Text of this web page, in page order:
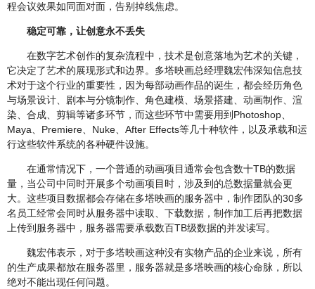
程会议效果如同面对面，告别掉线焦虑。
稳定可靠，让创意永不丢失
在数字艺术创作的复杂流程中，技术是创意落地为艺术的关键，
它决定了艺术的展现形式和边界。多塔映画总经理魏宏伟深知信息技
术对于这个行业的重要性，因为每部动画作品的诞生，都会经历角色
与场景设计、剧本与分镜制作、角色建模、场景搭建、动画制作、渲
染、合成、剪辑等诸多环节，而这些环节中需要用到Photoshop、
Maya、Premiere、Nuke、After Effects等几十种软件，以及承载和运
行这些软件系统的各种硬件设施。
在通常情况下，一个普通的动画项目通常会包含数十TB的数据
量，当公司中同时开展多个动画项目时，涉及到的总数据量就会更
大。这些项目数据都会存储在多塔映画的服务器中，制作团队的30多
名员工经常会同时从服务器中读取、下载数据，制作加工后再把数据
上传到服务器中，服务器需要承载数百TB级数据的并发读写。
魏宏伟表示，对于多塔映画这种没有实物产品的企业来说，所有
的生产成果都放在服务器里，服务器就是多塔映画的核心命脉，所以
绝对不能出现任何问题。